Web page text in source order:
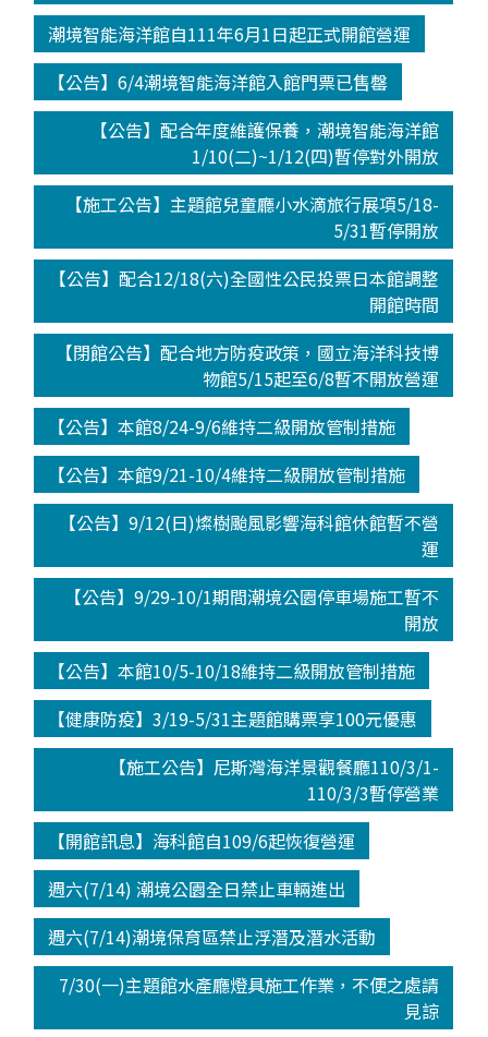
潮境智能海洋館自111年6月1日起正式開館營運
【公告】6/4潮境智能海洋館入館門票已售罄
【公告】配合年度維護保養，潮境智能海洋館
1/10(二)~1/12(四)暫停對外開放
【施工公告】主題館兒童廳小水滴旅行展項5/18-
5/31暫停開放
【公告】配合12/18(六)全國性公民投票日本館調整
開館時間
【閉館公告】配合地方防疫政策，國立海洋科技博
物館5/15起至6/8暫不開放營運
【公告】本館8/24-9/6維持二級開放管制措施
【公告】本館9/21-10/4維持二級開放管制措施
【公告】9/12(日)燦樹颱風影響海科館休館暫不營
運
【公告】9/29-10/1期間潮境公園停車場施工暫不
開放
【公告】本館10/5-10/18維持二級開放管制措施
【健康防疫】3/19-5/31主題館購票享100元優惠
【施工公告】尼斯灣海洋景觀餐廳110/3/1-
110/3/3暫停營業
【開館訊息】海科館自109/6起恢復營運
週六(7/14) 潮境公園全日禁止車輛進出
週六(7/14)潮境保育區禁止浮潛及潛水活動
7/30(一)主題館水產廳燈具施工作業，不便之處請
見諒